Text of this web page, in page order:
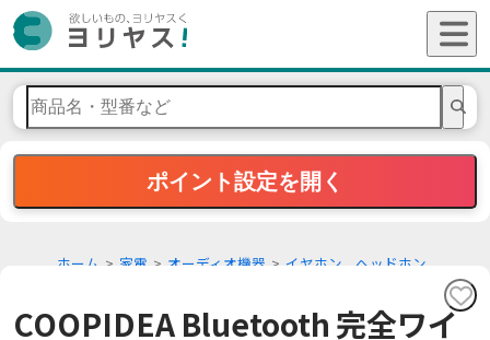
ポイント設定を開く
ホーム 家電 オーディオ機器 イヤホン、ヘッドホン
COOPIDEA Bluetooth 完全ワイ